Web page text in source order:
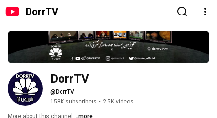
DorrTV
DorrTV
@DorrTV
158K subscribers • 2.5K videos
More about this channel ...more